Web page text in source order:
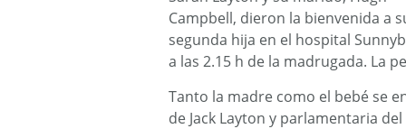
Campbell, dieron la bienvenida a
segunda hija en el hospital
a las 2.15 h de la madrugada. La
Tanto la madre como el bebé se
de Jack Layton y parlamentaria del